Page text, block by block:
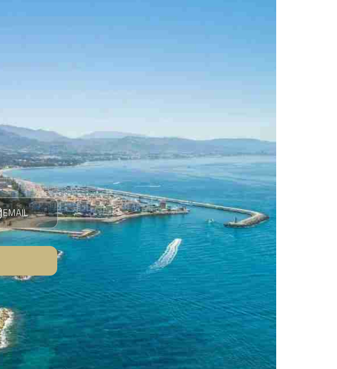
EMAIL